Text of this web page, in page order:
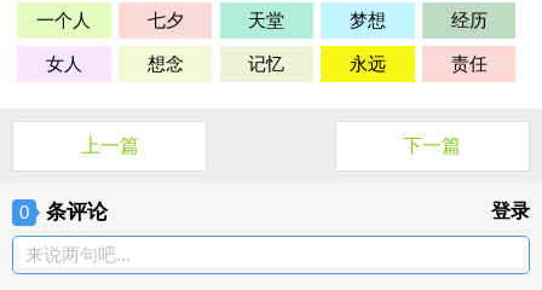
一个人 七夕 天堂 梦想 经历
女人 想念 记忆 永远 责任
上一篇 下一篇
0 条评论 登录
来说两句吧...